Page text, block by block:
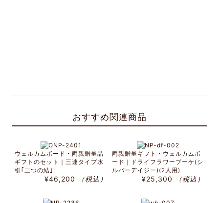
おすすめ関連商品
ウェルカムボード・両親贈呈品
ギフトのセット｜三連タイプ水
引｢三つの結｣
¥46,200 （税込）
両親贈呈ギフト・ウェルカムボ
ード｜ドライフラワーブーケ(シ
ルバーデイジー)(2人用)
¥25,300 （税込）